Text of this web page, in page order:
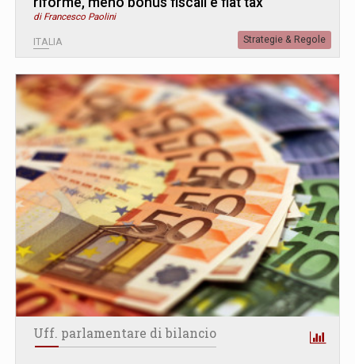
di Francesco Paolini
ITALIA Strategie & Regole
Uff. parlamentare di bilancio